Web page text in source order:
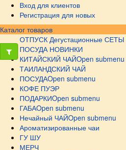
Вход для клиентов
Регистрация для новых
Каталог товаров
ОТПУСК Дегустационные СЕТЫ
ПОСУДА НОВИНКИ
КИТАЙСКИЙ ЧАЙOpen submenu
ТАИЛАНДСКИЙ ЧАЙ
ПОСУДАOpen submenu
КОФЕ ПУЭР
ПОДАРКИOpen submenu
ГАБАOpen submenu
Нечайный ЧАЙOpen submenu
Ароматизированные чаи
ГУ ШУ
МЕРЧ